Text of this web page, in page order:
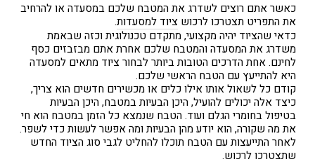
כאשר אתם רוצים לשדרג את המטבח שלכם במסעדה או להרחיב
את התפריט תצטרכו לרכוש ציוד למסעדות.
כדאי שהציוד יהיה מקצועי, מתקדם טכנולוגית וכזה שבאמת
משדרג את המסעדה והמטבח שלכם אחרת אתם מבזבזים כסף
לחינם. אחת הדרכים הטובות ביותר לבחור ציוד מתאים למסעדה
היא להתייעץ עם הטבח הראשי שלכם.
קודם כל לשאול אותו אילו כלים או מכשירים חדשים הוא צריך,
כיצד אלה יכולים להועיל, היכן הבעיות במטבח, היכן הבעיות
בטיפול בחומרי הגלם ועוד. הטבח שנמצא כל הזמן במטבח הוא חי
את מה שקורה, הוא יודע מהן הבעיות ומה אפשר לעשות כדי לשפר.
לאחר התייעצות עם הטבח תוכלו להחליט לגבי סוג הציוד החדש
שתצטרכו לרכוש.